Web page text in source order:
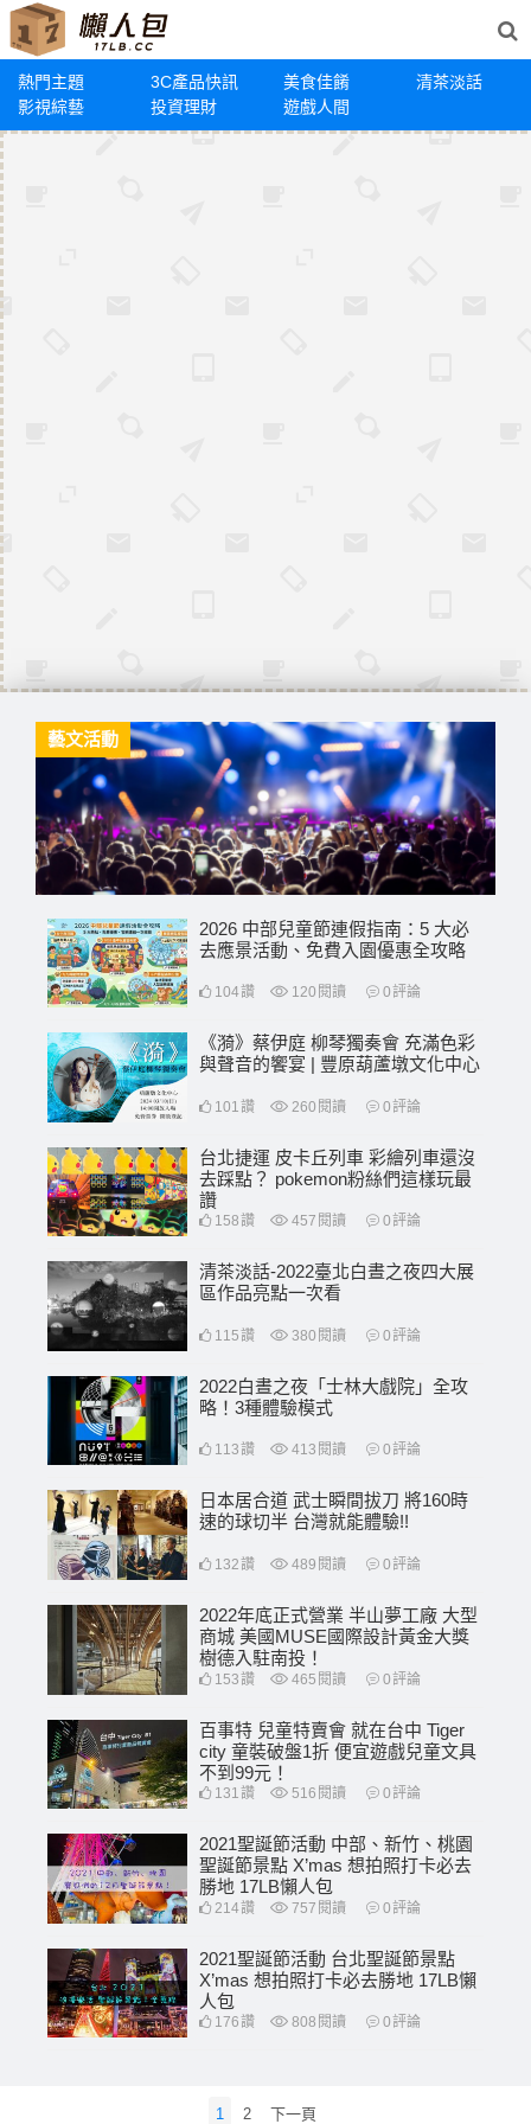
熱門主題 3C產品快訊 美食佳餚
清茶淡話
影視綜藝
投資理財 遊戲人間
藝文活動
2026 中部兒童節連假指南：5 大必
去應景活動、免費入園優惠全攻略
104讚 120 閱讀 0評論
《漪》蔡伊庭 柳琴獨奏會 充滿色彩
與聲音的饗宴 | 豐原葫蘆墩文化中心
101 讚 260 閱讀 0評論
台北捷運 皮卡丘列車 彩繪列車還沒
去踩點？ pokemon粉絲們這樣玩最
讚
158讚 457 閱讀 0評論
清茶淡話-2022臺北白晝之夜四大展
區作品亮點一次看
115讚 380 閱讀 0評論
2022白晝之夜「士林大戲院」全攻
略！3種體驗模式
113讚 413 閱讀 0評論
日本居合道 武士瞬間拔刀 將160時
速的球切半 台灣就能體驗!!
132讚 489 閱讀 0評論
2022年底正式營業 半山夢工廠 大型
商城 美國MUSE國際設計黃金大獎
樹德入駐南投！
153讚 465 閱讀 0評論
百事特 兒童特賣會 就在台中 Tiger
city 童裝破盤1折 便宜遊戲兒童文具
不到99元！
131讚 516 閱讀 0評論
2021聖誕節活動 中部、新竹、桃園
聖誕節景點 X’mas 想拍照打卡必去
勝地 17LB懶人包
214讚 757 閱讀 0評論
2021聖誕節活動 台北聖誕節景點
X’mas 想拍照打卡必去勝地 17LB懶
人包
176讚 808 閱讀 0評論
1 2 下一頁